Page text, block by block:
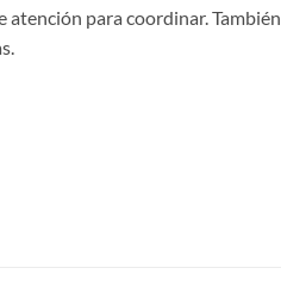
atención para coordinar. También